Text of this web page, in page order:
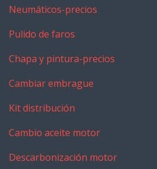
Neumáticos-precios
Pulido de faros
Chapa y pintura-precios
Cambiar embrague
Kit distribución
Cambio aceite motor
Descarbonización motor